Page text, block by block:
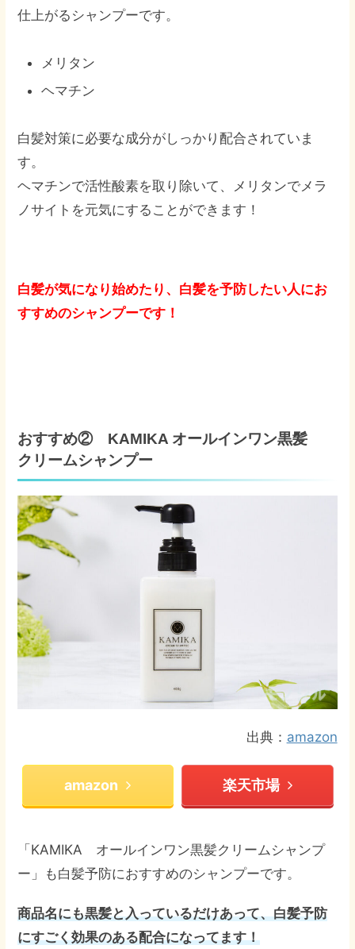
仕上がるシャンプーです。
メリタン
ヘマチン
白髪対策に必要な成分がしっかり配合されていま
す。
ヘマチンで活性酸素を取り除いて、メリタンでメラ
ノサイトを元気にすることができます！
白髪が気になり始めたり、白髪を予防したい人にお
すすめのシャンプーです！
おすすめ② KAMIKA オールインワン黒髪
クリームシャンプー
出典： amazon
amazon 楽天市場
「KAMIKA オールインワン黒髪クリームシャンプ
ー」も白髪予防におすすめのシャンプーです。
商品名にも黒髪と入っているだけあって、白髪予防
にすごく効果のある配合になってます！